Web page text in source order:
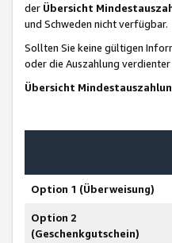
der Übersicht
und Schweden nicht verfügbar.
Sollten Sie keine gültigen
oder die Auszahlung
Übersicht
Option 1 (Überweisung)
Option 2
(Geschenkgutschein)